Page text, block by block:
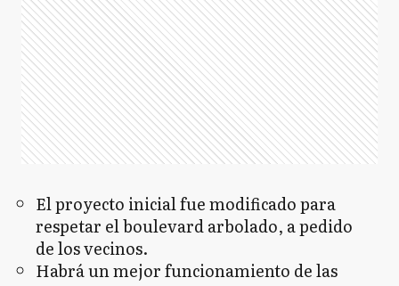
El proyecto inicial fue modificado para
respetar el boulevard arbolado, a pedido
de los vecinos.
Habrá un mejor funcionamiento de las